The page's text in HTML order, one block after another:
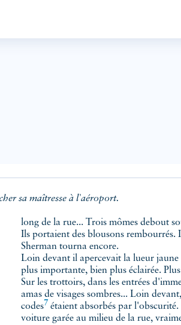
sa maîtresse à l'aéroport.
long de la rue... Trois mômes debout
Ils portaient des blousons rembourrés.
Sherman tourna encore.
Loin devant il apercevait la lueur jaune
plus importante, bien plus éclairée.
Sur les trottoirs, dans les entrées
amas de visages sombres... Loin
codes7 étaient absorbés par
voiture garée au milieu de la rue,